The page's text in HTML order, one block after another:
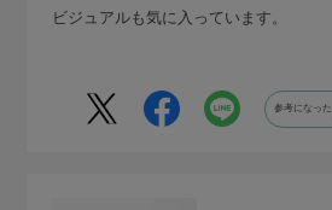
ビジュアルも気に入っています。
参考になった